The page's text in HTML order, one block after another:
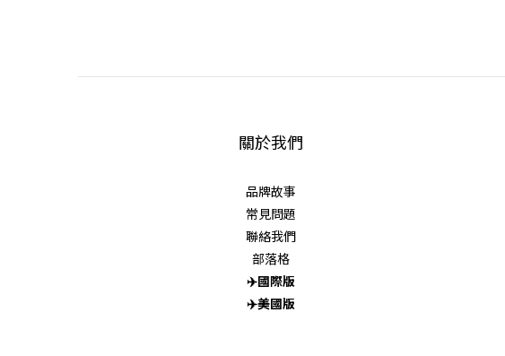
關於我們
品牌故事
常見問題
聯絡我們
部落格
✈️國際版
✈️美國版